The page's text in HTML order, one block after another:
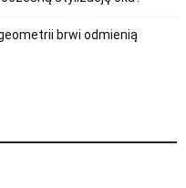
brwi odmienią